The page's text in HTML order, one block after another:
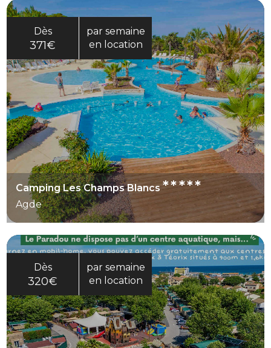
Dès
371€
par semaine
en location
Camping Les Champs Blancs*****
Agde
Dès
320€
par semaine
en location